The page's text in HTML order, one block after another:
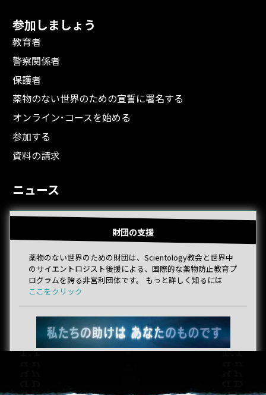
参加しましょう
教育者
警察関係者
保護者
薬物のない世界のための宣誓に署名する
オンライン･コースを始める
参加する
資料の請求
ニュース
財団の支援
薬物のない世界のための財団は、Scientology教会と世界中
のサイエントロジスト後援による、国際的な薬物防止教育プ
ログラムを誇る非営利団体です。 もっと詳しく知るには
ここをクリック